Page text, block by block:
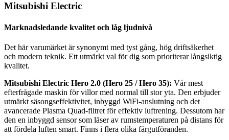
Mitsubishi Electric
Marknadsledande kvalitet och låg ljudnivå
Det här varumärket är synonymt med tyst gång, hög driftsäkerhet
och modern teknik. Ett utmärkt val för dig som prioriterar långsiktig
kvalitet.
Mitsubishi Electric Hero 2.0 (Hero 25 / Hero 35): Vår mest
efterfrågade maskin för villor med normal till stor yta. Den erbjuder
utmärkt säsongseffektivitet, inbyggd WiFi-anslutning och det
avancerade Plasma Quad-filtret för effektiv luftrening. Dessutom har
den en inbyggd sensor som läser av rumstemperaturen på distans för
att fördela luften smart. Finns i flera olika färgutföranden.